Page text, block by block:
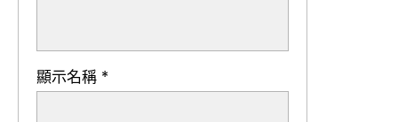
顯示名稱 *